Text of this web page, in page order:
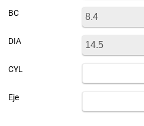
BC
DIA
CYL
Eje